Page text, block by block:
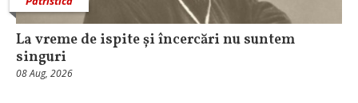
La vreme de ispite și încercări nu suntem
singuri
08 Aug, 2026